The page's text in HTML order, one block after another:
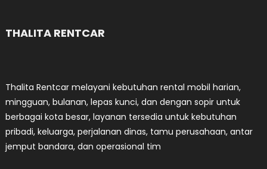
THALITA RENTCAR
Thalita Rentcar melayani kebutuhan rental mobil harian,
mingguan, bulanan, lepas kunci, dan dengan sopir untuk
berbagai kota besar, layanan tersedia untuk kebutuhan
pribadi, keluarga, perjalanan dinas, tamu perusahaan, antar
jemput bandara, dan operasional tim